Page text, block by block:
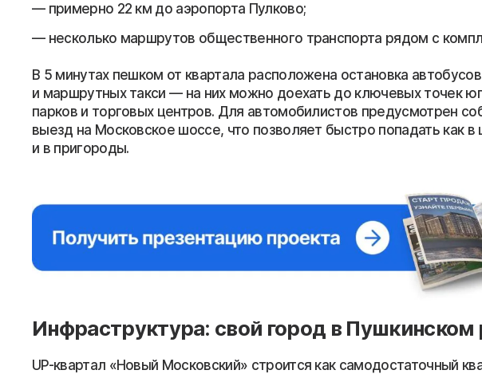
примерно 22 км до аэропорта Пулково;
несколько маршрутов общественного транспорта рядом с
В 5 минутах пешком от квартала расположена остановка автобусов
и маршрутных такси — на них можно доехать до ключевых точек
парков и торговых центров. Для автомобилистов предусмотрен
выезд на Московское шоссе, что позволяет быстро попадать как в
и в пригороды.
Инфраструктура: свой город в Пушкинском
UP-квартал «Новый Московский» строится как самодостаточный